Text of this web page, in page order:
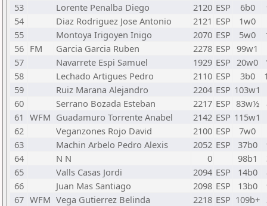
53
Lorente Penalba Diego 2120 ESP 6b0
54
Diaz Rodriguez Jose Antonio 2121 ESP
1w0
55
Montoya Irigoyen Inigo 2070 ESP 5w0
56 FM Garcia Garcia Ruben 2278 ESP 99w1
57
Navarrete Espi Samuel 1929 ESP 20w0
58
Lechado Artigues Pedro 2110 ESP 3b0
59
Ruiz Marana Alejandro 2204 ESP 103w1
60
Serrano Bozada Esteban 2217 ESP 83w½
61 WFM Guadamuro Torrente Anabel 2142 ESP 115w1
62
Veganzones Rojo David 2100 ESP
7w0
63
Machin Arbelo Pedro Alexis 2052 ESP 37b0
64
N N 0 98b1
65
Valls Casas Jordi 2094 ESP 14b0
66
Juan Mas Santiago 2098 ESP 13b0
67 WFM Vega Gutierrez Belinda 2218 ESP 109b+